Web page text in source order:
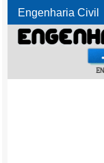
Engenharia Civil